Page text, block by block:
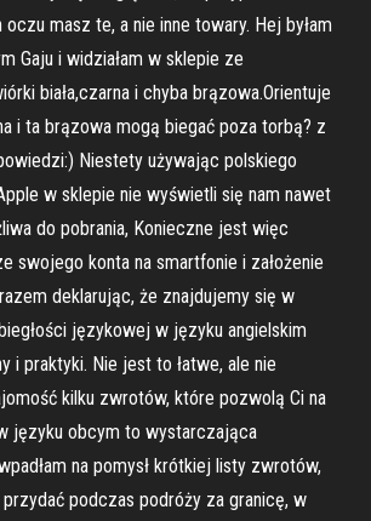
masz te, a nie inne towary. Hej byłam
Gaju i widziałam w sklepie ze
biała,czarna i chyba brązowa.Orientuje
i ta brązowa mogą biegać poza torbą? z
Niestety używając polskiego
w sklepie nie wyświetli się nam nawet
do pobrania, Konieczne jest więc
swojego konta na smartfonie i założenie
deklarując, że znajdujemy się w
językowej w języku angielskim
i praktyki. Nie jest to łatwe, ale nie
kilku zwrotów, które pozwolą Ci na
języku obcym to wystarczająca
na pomysł krótkiej listy zwrotów,
podczas podróży za granicę, w